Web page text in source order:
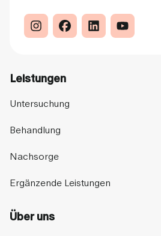
Leistungen
Untersuchung
Behandlung
Nachsorge
Ergänzende Leistungen
Über uns